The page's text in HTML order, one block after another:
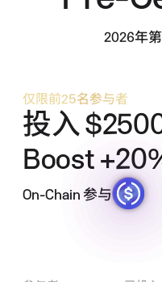
2026年
仅限前25名参与者
投入
Boost
On-Chain 参与